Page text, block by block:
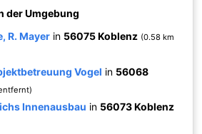
der Umgebung
R. Mayer in 56075 Koblenz (0.58 km
Vogel in 56068
Innenausbau in 56073 Koblenz